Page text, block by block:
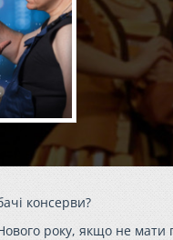
консерви?
року, якщо не мати